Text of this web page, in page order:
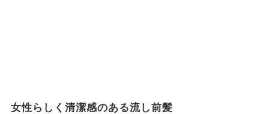
女性らしく清潔感のある流し前髪